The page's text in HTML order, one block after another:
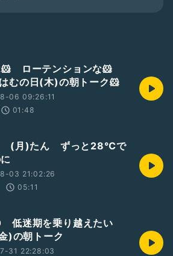
ローテンションな🐹
むの日(木)の朝トーク🐹
06 09:26:11
01:48
(月)たん ずっと28℃で
03 21:02:26
05:11
低迷期を乗り越えたい
)の朝トーク
31 22:28:03